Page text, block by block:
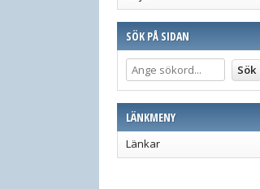
SÖK PÅ SIDAN
LÄNKMENY
Länkar